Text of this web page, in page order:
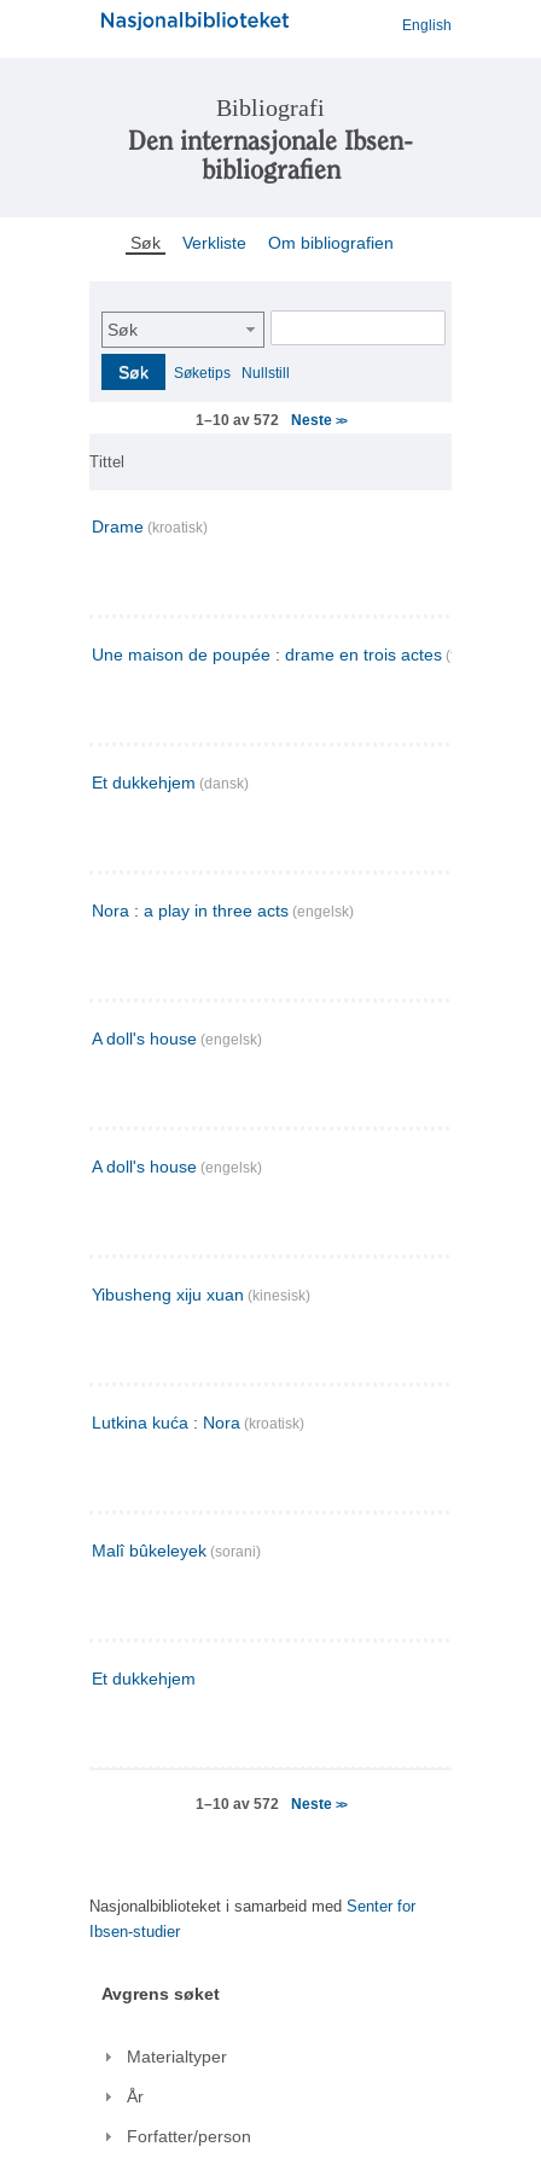
English
Bibliografi
Den internasjonale Ibsen-
bibliografien
Søk Verkliste Om bibliografien
Søk
Søk Søketips Nullstill
1–10 av 572 Neste >>
Tittel
Drame (kroatisk)
Une maison de poupée : drame en trois actes (fransk)
Et dukkehjem (dansk)
Nora : a play in three acts (engelsk)
A doll's house (engelsk)
A doll's house (engelsk)
Yibusheng xiju xuan (kinesisk)
Lutkina kuća : Nora (kroatisk)
Malî bûkeleyek (sorani)
Et dukkehjem
1–10 av 572 Neste >>
Nasjonalbiblioteket i samarbeid med Senter for
Ibsen-studier
Avgrens søket
Materialtyper
År
Forfatter/person